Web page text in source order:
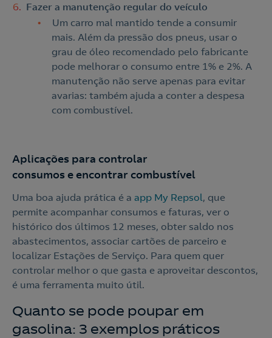
Fazer a manutenção regular do veículo
Um carro mal mantido tende a consumir
mais. Além da pressão dos pneus, usar o
grau de óleo recomendado pelo fabricante
pode melhorar o consumo entre 1% e 2%. A
manutenção não serve apenas para evitar
avarias: também ajuda a conter a despesa
com combustível.
Aplicações para controlar
consumos e encontrar combustível
Uma boa ajuda prática é a app My Repsol, que
permite acompanhar consumos e faturas, ver o
histórico dos últimos 12 meses, obter saldo nos
abastecimentos, associar cartões de parceiro e
localizar Estações de Serviço. Para quem quer
controlar melhor o que gasta e aproveitar descontos,
é uma ferramenta muito útil.
Quanto se pode poupar em
gasolina: 3 exemplos práticos